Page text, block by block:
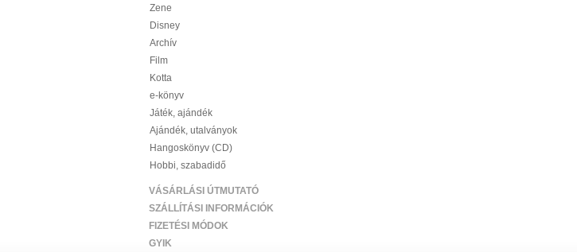
Zene
Disney
Archív
Film
Kotta
e-könyv
Játék, ajándék
Ajándék, utalványok
Hangoskönyv (CD)
Hobbi, szabadidő
VÁSÁRLÁSI ÚTMUTATÓ
SZÁLLÍTÁSI INFORMÁCIÓK
FIZETÉSI MÓDOK
GYIK